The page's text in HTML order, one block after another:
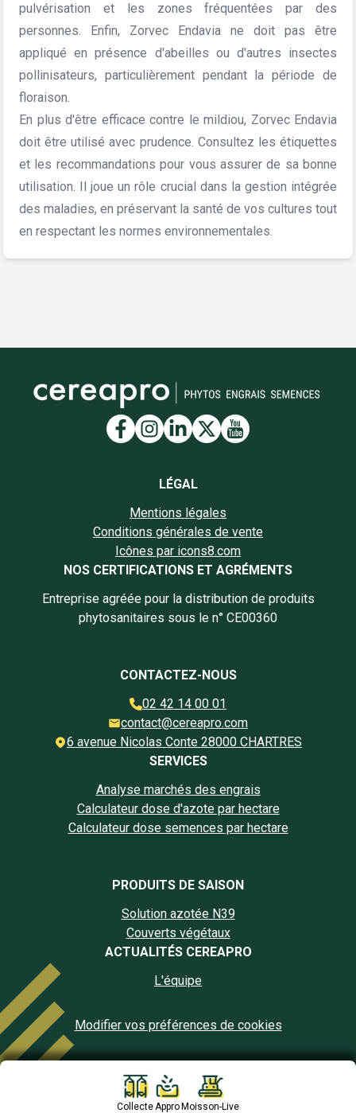
pulvérisation et les zones fréquentées par des
personnes. Enfin, Zorvec Endavia ne doit pas être
appliqué en présence d'abeilles ou d'autres insectes
pollinisateurs, particulièrement pendant la période de
floraison.
En plus d'être efficace contre le mildiou, Zorvec Endavia
doit être utilisé avec prudence. Consultez les étiquettes
et les recommandations pour vous assurer de sa bonne
utilisation. Il joue un rôle crucial dans la gestion intégrée
des maladies, en préservant la santé de vos cultures tout
en respectant les normes environnementales.
Lien vers la page
Lien vers la page
Lien vers la page
Lien vers la
Lien vers la
LÉGAL
Mentions légales
Conditions générales de vente
Icônes par icons8.com
NOS CERTIFICATIONS ET AGRÉMENTS
Entreprise agréée pour la distribution de produits
phytosanitaires sous le n° CE00360
CONTACTEZ-NOUS
02 42 14 00 01
contact@cereapro.com
6 avenue Nicolas Conte 28000 CHARTRES
SERVICES
Analyse marchés des engrais
Calculateur dose d'azote par hectare
Calculateur dose semences par hectare
PRODUITS DE SAISON
Solution azotée N39
Couverts végétaux
ACTUALITÉS CEREAPRO
L'équipe
Modifier vos préférences de cookies
Collecte ApproMoisson-Live